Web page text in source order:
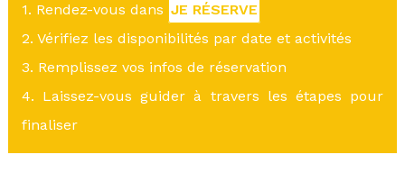
1. Rendez-vous dans JE RÉSERVE
2. Vérifiez les disponibilités par date et activités
3. Remplissez vos infos de réservation
4. Laissez-vous guider à travers les étapes pour
finaliser